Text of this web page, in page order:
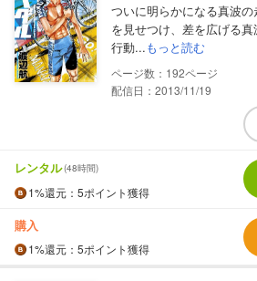
ついに明らかになる真波
を見せつけ、差を広げる
行動...もっと読む
192
配信日：2013/11/19
レンタル(48時間)
1%還元 ：5ポイント獲得
購入
1%還元 ：5ポイント獲得